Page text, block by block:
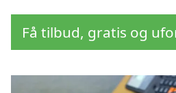
Få tilbud, gratis og